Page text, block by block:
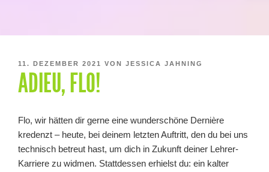
VERÖFFENTLICHT
AM
11. DEZEMBER 2021 VON JESSICA JAHNING
ADIEU, FLO!
Flo, wir hätten dir gerne eine wunderschöne Dernière
kredenzt – heute, bei deinem letzten Auftritt, den du bei uns
technisch betreut hast, um dich in Zukunft deiner Lehrer-
Karriere zu widmen. Stattdessen erhielst du: ein kalter